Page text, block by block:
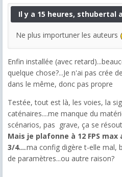
Il y a 15 heures, sthubertal
Ne plus importuner les auteurs
Enfin installée (avec
quelque chose?...Je n'ai pas crée
dans le même, donc pas propre
Testée, tout est là, les voies, la
caténaires....me manque du
scénarios, pas grave, ça se
Mais je plafonne à 12 FPS
3/4....ma config digère t-elle mal,
de paramètres...ou autre raison?